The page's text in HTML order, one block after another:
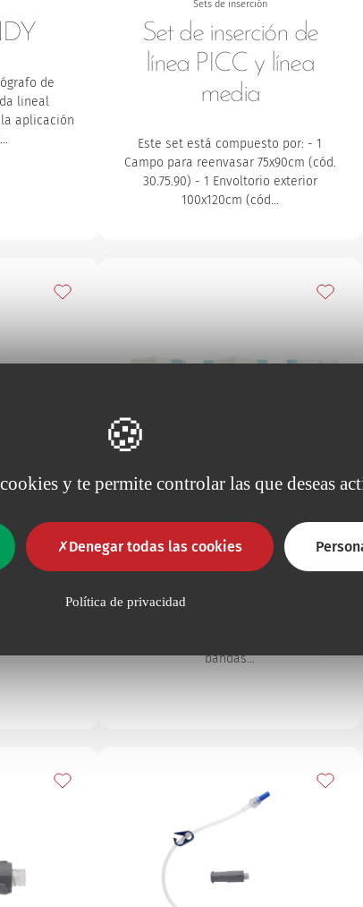
y te permite controlar las que deseas
Denegar todas las cookies
Política de privacidad
de
lineal
aplicación
Sets de inserción
Set de inserción de
línea PICC y línea
media
Este set está compuesto por: - 1
Campo para reenvasar 75x90cm (cód.
30.75.90) - 1 Envoltorio exterior
100x120cm (cód…
Añadir a mis favoritos
Apósito de film
Dermafilm
Film transparente en poliuretano
bandas…
Añadir
Añadir a mis favoritos Añadir